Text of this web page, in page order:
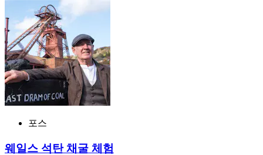
포스
웨일스 석탄 채굴 체험